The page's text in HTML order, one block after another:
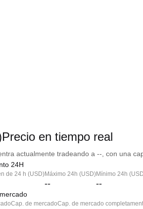
en tiempo real
actualmente tradeando a --, con una
24H
de 24 h (USD)Máximo 24h (USD)
--
Mínimo 24h
--
Cap. de mercadoCap. de mercado